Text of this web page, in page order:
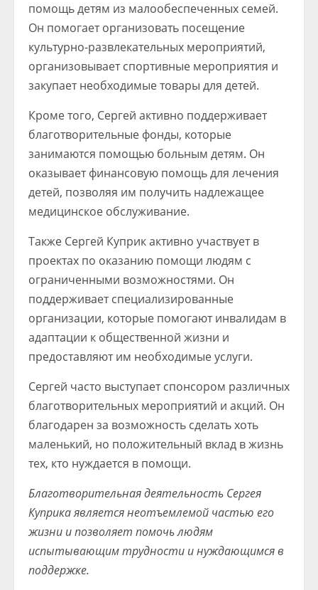
помощь детям из малообеспеченных семей.
Он помогает организовать посещение
культурно-развлекательных мероприятий,
организовывает спортивные мероприятия и
закупает необходимые товары для детей.
Кроме того, Сергей активно поддерживает
благотворительные фонды, которые
занимаются помощью больным детям. Он
оказывает финансовую помощь для лечения
детей, позволяя им получить надлежащее
медицинское обслуживание.
Также Сергей Куприк активно участвует в
проектах по оказанию помощи людям с
ограниченными возможностями. Он
поддерживает специализированные
организации, которые помогают инвалидам в
адаптации к общественной жизни и
предоставляют им необходимые услуги.
Сергей часто выступает спонсором различных
благотворительных мероприятий и акций. Он
благодарен за возможность сделать хоть
маленький, но положительный вклад в жизнь
тех, кто нуждается в помощи.
Благотворительная деятельность Сергея
Куприка является неотъемлемой частью его
жизни и позволяет помочь людям
испытывающим трудности и нуждающимся в
поддержке.